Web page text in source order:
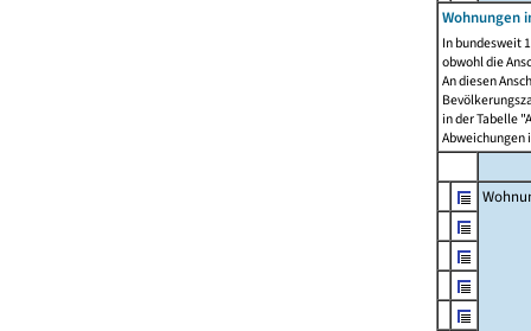
Wohnungen
In bundesweit
obwohl die
An diesen
in der Tabelle
Abweichungen